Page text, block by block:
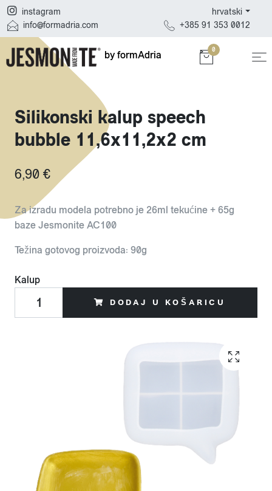
instagram
info@formadria.com
hrvatski
+385 91 353 0012
by formAdria 0
Silikonski kalup speech
bubble 11,6x11,2x2 cm
6,90 €
Za izradu modela potrebno je 26ml tekućine + 65g
baze Jesmonite AC100
Težina gotovog proizvoda: 90g
Kalup
DODAJ U KOŠARICU